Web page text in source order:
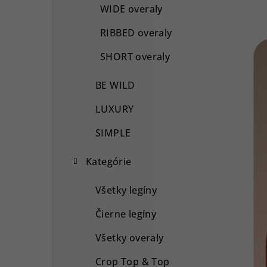
WIDE overaly
RIBBED overaly
SHORT overaly
BE WILD
LUXURY
SIMPLE
Kategórie
Všetky legíny
Čierne legíny
Všetky overaly
Crop Top & Top